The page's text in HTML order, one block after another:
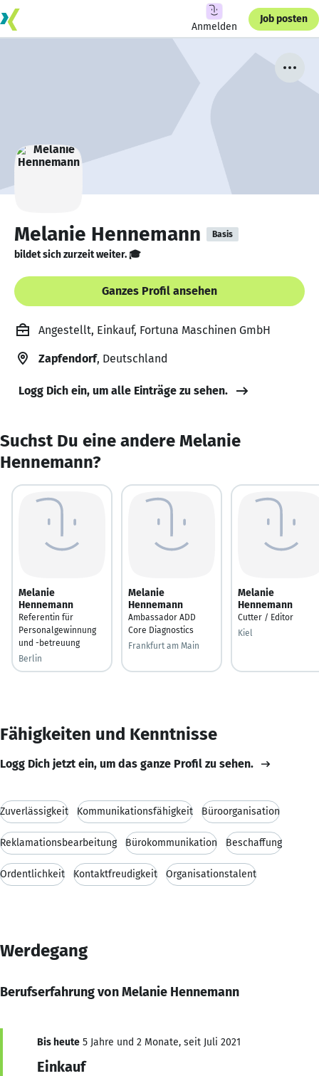
Anmelden
Job posten
Melanie Hennemann Basis
bildet sich zurzeit weiter. 🎓
Ganzes Profil ansehen
Angestellt, Einkauf, Fortuna Maschinen GmbH
Zapfendorf, Deutschland
Logg Dich ein, um alle Einträge zu sehen.
Suchst Du eine andere Melanie
Hennemann?
Melanie
Hennemann
Referentin für
Personalgewinnung
und -betreuung
Berlin
Melanie
Hennemann
Ambassador ADD
Core Diagnostics
Frankfurt am Main
Melanie
Hennemann
Cutter / Editor
Kiel
Fähigkeiten und Kenntnisse
Logg Dich jetzt ein, um das ganze Profil zu sehen.
Zuverlässigkeit Kommunikationsfähigkeit Büroorganisation
Reklamationsbearbeitung Bürokommunikation Beschaffung
Ordentlichkeit Kontaktfreudigkeit Organisationstalent
Werdegang
Berufserfahrung von Melanie Hennemann
Bis heute 5 Jahre und 2 Monate, seit Juli 2021
Einkauf